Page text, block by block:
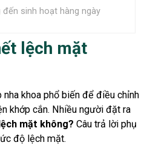
sinh hoạt hàng ngày
lệch mặt
nha khoa phổ biến để điều chỉnh
khớp cắn. Nhiều người đặt ra
mặt không? Câu trả lời phụ
độ lệch mặt.